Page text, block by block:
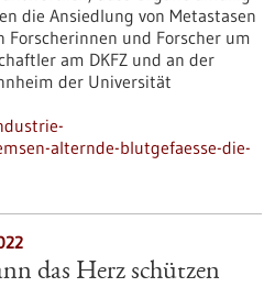
die Ansiedlung von Metastasen
Forscherinnen und Forscher um
am DKFZ und an der
der Universität
alternde-blutgefaesse-die-
das Herz schützen